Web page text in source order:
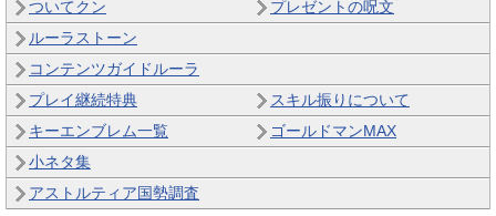
ついてクン
プレゼントの呪文
ルーラストーン
コンテンツガイドルーラ
プレイ継続特典
スキル振りについて
キーエンブレム一覧
ゴールドマンMAX
小ネタ集
アストルティア国勢調査